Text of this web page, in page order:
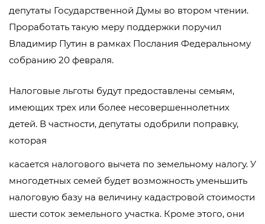
депутаты Государственной Думы во втором чтении.
Проработать такую меру поддержки поручил
Владимир Путин в рамках Послания Федеральному
собранию 20 февраля.
Налоговые льготы будут предоставлены семьям,
имеющих трех или более несовершеннолетних
детей. В частности, депутаты одобрили поправку,
которая
касается налогового вычета по земельному налогу. У
многодетных семей будет возможность уменьшить
налоговую базу на величину кадастровой стоимости
шести соток земельного участка. Кроме этого, они